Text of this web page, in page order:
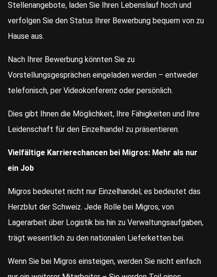
Stellenangebote, laden Sie Ihren Lebenslauf hoch und
verfolgen Sie den Status Ihrer Bewerbung bequem von zu
Hause aus.
Nach Ihrer Bewerbung könnten Sie zu
Vorstellungsgesprächen eingeladen werden – entweder
telefonisch, per Videokonferenz oder persönlich.
Dies gibt Ihnen die Möglichkeit, Ihre Fähigkeiten und Ihre
Leidenschaft für den Einzelhandel zu präsentieren.
Vielfältige Karrierechancen bei Migros: Mehr als nur
ein Job
Migros bedeutet nicht nur Einzelhandel; es bedeutet das
Herzblut der Schweiz. Jede Rolle bei Migros, von
Lagerarbeit über Logistik bis hin zu Verwaltungsaufgaben,
trägt wesentlich zu den nationalen Lieferketten bei.
Wenn Sie bei Migros einsteigen, werden Sie nicht einfach